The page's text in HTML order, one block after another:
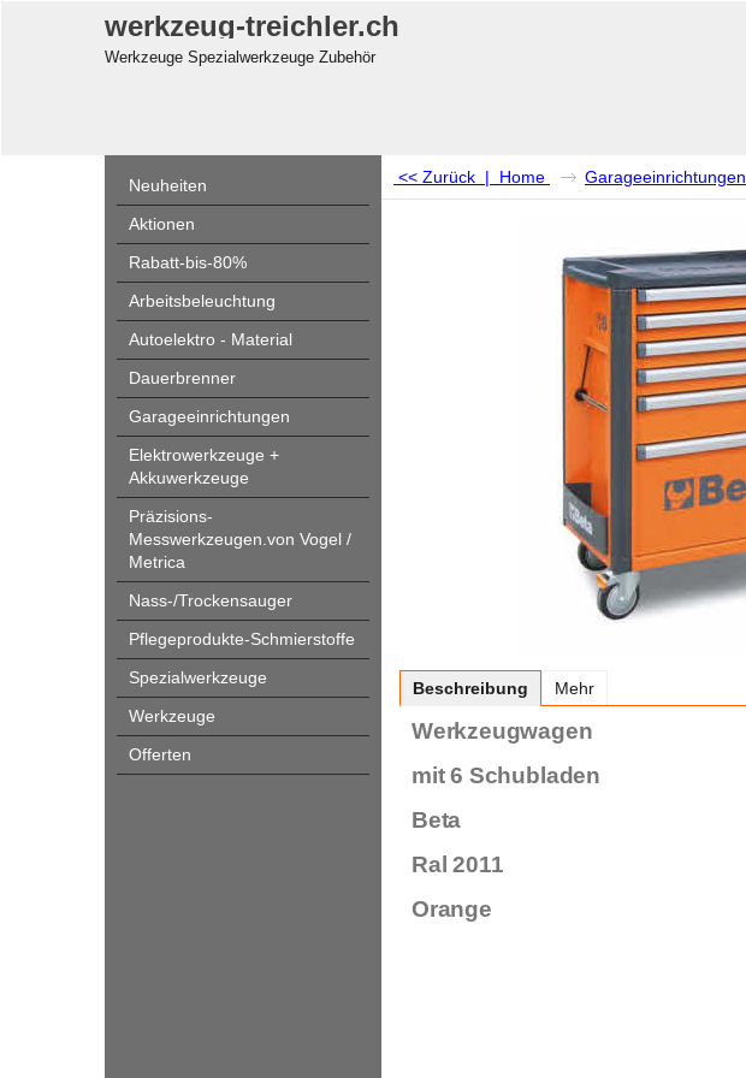
werkzeug-treichler.ch
Werkzeuge Spezialwerkzeuge Zubehör
Neuheiten
Aktionen
Rabatt-bis-80%
Arbeitsbeleuchtung
Autoelektro - Material
Dauerbrenner
Garageeinrichtungen
Elektrowerkzeuge +
Akkuwerkzeuge
Präzisions-
Messwerkzeugen.von Vogel /
Metrica
Nass-/Trockensauger
Pflegeprodukte-Schmierstoffe
Spezialwerkzeuge
Werkzeuge
Offerten
<< Zurück | Home Garageeinrichtungen
Beschreibung Mehr
Werkzeugwagen
mit 6 Schubladen
Beta
Ral 2011
Orange